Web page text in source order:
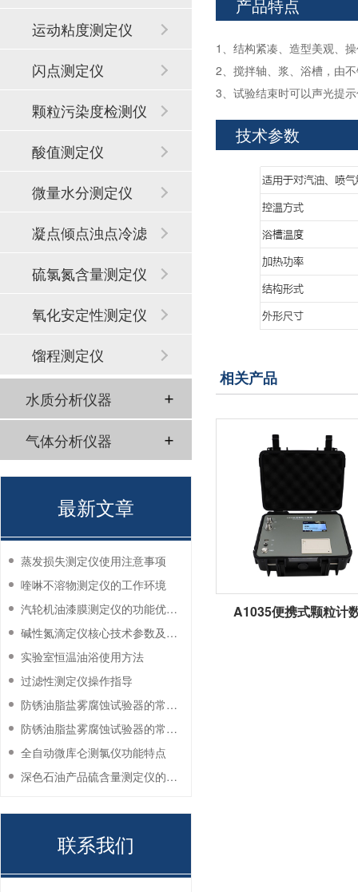
产品特点
1、结构紧凑、造型美观、
2、搅拌轴、浆、浴槽，由
3、试验结束时可以声光提
技术参数
相关产品
A1035便携式颗粒计
运动粘度测定仪
闪点测定仪
颗粒污染度检测仪
酸值测定仪
微量水分测定仪
凝点倾点浊点冷滤
点
硫氯氮含量测定仪
氧化安定性测定仪
馏程测定仪
水质分析仪器
气体分析仪器
最新文章
蒸发损失测定仪使用注意事项
喹啉不溶物测定仪的工作环境
汽轮机油漆膜测定仪的功能优势有哪些？
碱性氮滴定仪核心技术参数及应用说明
实验室恒温油浴使用方法
过滤性测定仪操作指导
防锈油脂盐雾腐蚀试验器的常见故障与解决方法
防锈油脂盐雾腐蚀试验器的常见故障与解决方法
全自动微库仑测氯仪功能特点
深色石油产品硫含量测定仪的工作环境要求
联系我们